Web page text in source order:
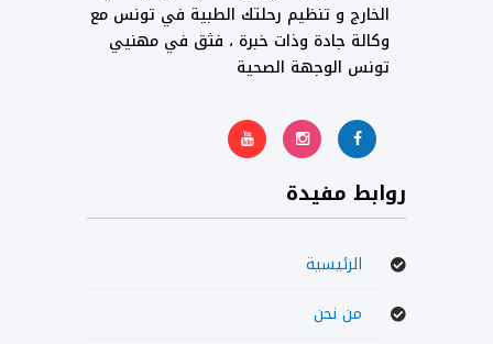
الخارج و تنظيم رحلتك الطبية في تونس مع
وكالة جادة وذات خبرة ، فثق في مهنيي
تونس الوجهة الصحية
روابط مفيدة
الرئيسية
من نحن